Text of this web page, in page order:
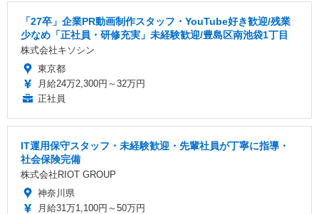
「27卒」企業PR動画制作スタッフ・YouTube好き歓迎/残業
少なめ「正社員・研修充実」未経験歓迎/豊島区南池袋1丁目
株式会社キソシン
東京都
月給24万2,300円～32万円
正社員
IT運用保守スタッフ・未経験歓迎・先輩社員が丁寧に指導・
社会保険完備
株式会社RIOT GROUP
神奈川県
月給31万1,100円～50万円